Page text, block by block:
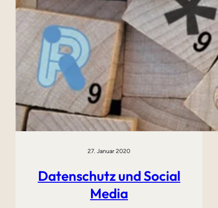
27. Januar 2020
Datenschutz und Social
Media